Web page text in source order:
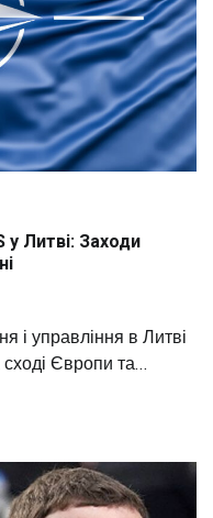
Литві: Заходи
і управління в Литві
Європи та…